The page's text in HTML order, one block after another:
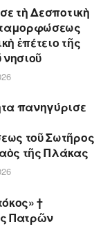
τὴ Δεσποτικὴ
ἐπέτειο τῆς
πανηγύρισε
τοῦ Σωτῆρος
τῆς Πλάκας
†
Πατρῶν